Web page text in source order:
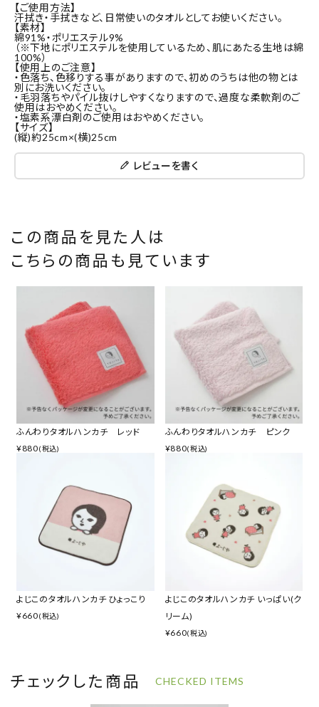
【ご使用方法】
汗拭き・手拭きなど、日常使いのタオルとしてお使いください。
【素材】
綿91%・ポリエステル9%
（※下地にポリエステルを使用しているため、肌にあたる生地は綿
100%）
【使用上のご注意】
・色落ち、色移りする事がありますので、初めのうちは他の物とは
別にお洗いください。
・毛羽落ちやパイル抜けしやすくなりますので、過度な柔軟剤のご
使用はおやめください。
・塩素系漂白剤のご使用はおやめください。
【サイズ】
(縦)約25cm×(横)25cm
レビューを書く
この商品を見た人は
こちらの商品も見ています
ふんわりタオルハンカチ レッド
¥880(税込)
ふんわりタオルハンカチ ピンク
¥880(税込)
よじこのタオルハンカチ ひょっこり
¥660(税込)
よじこのタオルハンカチ いっぱい(ク
リーム)
¥660(税込)
チェックした商品 CHECKED ITEMS